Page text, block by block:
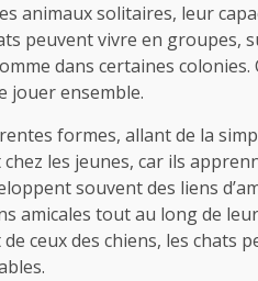
animaux solitaires, leur
peuvent vivre en groupes,
dans certaines
jouer ensemble.
formes, allant de la
les jeunes, car ils
souvent des liens
amicales tout au long de
ceux des chiens, les chats